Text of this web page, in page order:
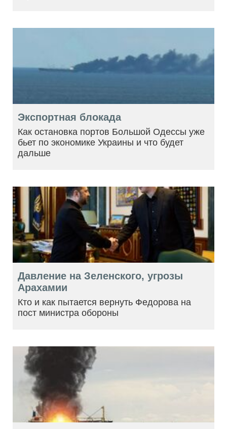
Экспортная блокада
Как остановка портов Большой Одессы уже
бьет по экономике Украины и что будет
дальше
Давление на Зеленского, угрозы
Арахамии
Кто и как пытается вернуть Федорова на
пост министра обороны